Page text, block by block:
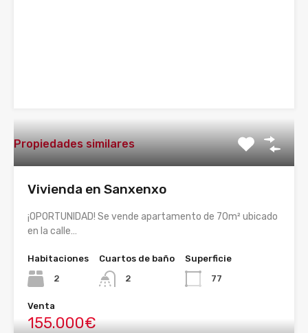
Propiedades similares
Vivienda en Sanxenxo
¡OPORTUNIDAD! Se vende apartamento de 70m² ubicado
en la calle…
Habitaciones
2
Cuartos de baño
2
Superficie
77
Venta
155.000€